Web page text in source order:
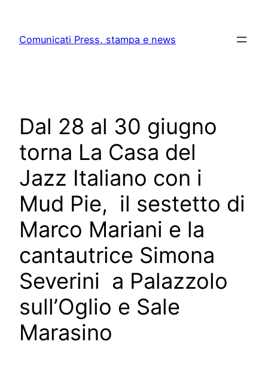
content
Comunicati Press, stampa e news
Dal 28 al 30 giugno
torna La Casa del
Jazz Italiano con i
Mud Pie, il sestetto di
Marco Mariani e la
cantautrice Simona
Severini a Palazzolo
sull’Oglio e Sale
Marasino